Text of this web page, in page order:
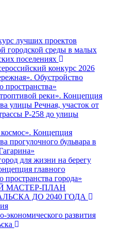
лучших проектов
городской среды в малых
поселениях
конкурс 2026
Обустройство
пространства»
реки». Концепция
улицы Речная, участок от
Р-258 до улицы
Концепция
прогулочного бульвара в
для жизни на берегу
главного
пространства города»
МАСТЕР-ПЛАН
ДО 2040 ГОДА
экономического развития